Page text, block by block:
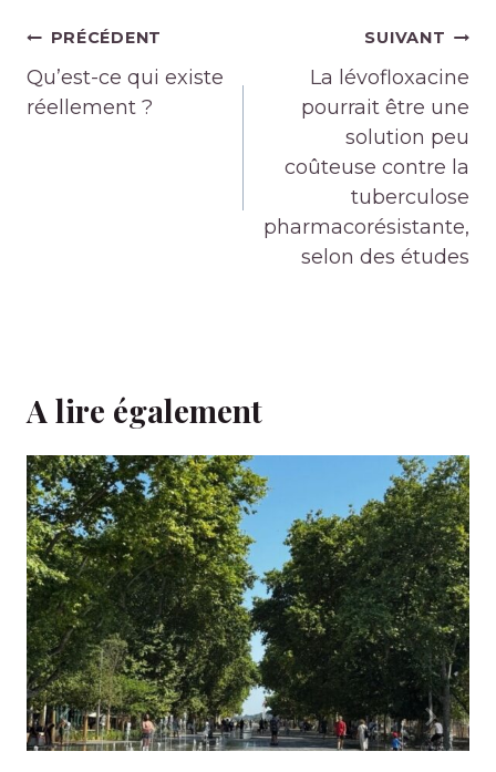
Navigation
de
l’article
PRÉCÉDENT
Qu’est-ce qui existe
réellement ?
SUIVANT
La lévofloxacine
pourrait être une
solution peu
coûteuse contre la
tuberculose
pharmacorésistante,
selon des études
A lire également